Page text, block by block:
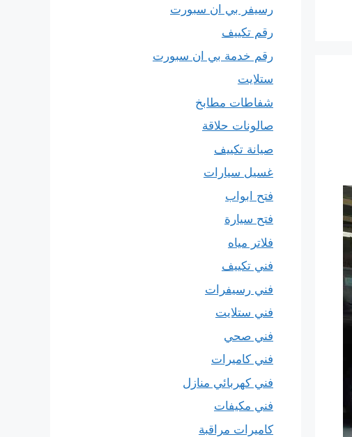
رسيفر بي ان سبورت
رقم تكييف
رقم خدمة بي ان سبورت
ستلايت
شفاطات مطابخ
صالونات حلاقة
صيانة تكييف
غسيل سيارات
فتح ابواب
فتح سيارة
فلاتر مياه
فني تكييف
فني رسيفرات
فني ستلايت
فني صحي
فني كاميرات
فني كهربائي منازل
فني مكيفات
كاميرات مراقبة